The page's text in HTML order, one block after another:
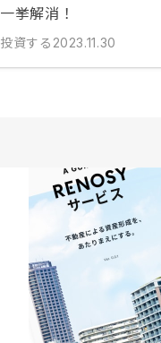
一挙解消！
投資する 2023.11.30